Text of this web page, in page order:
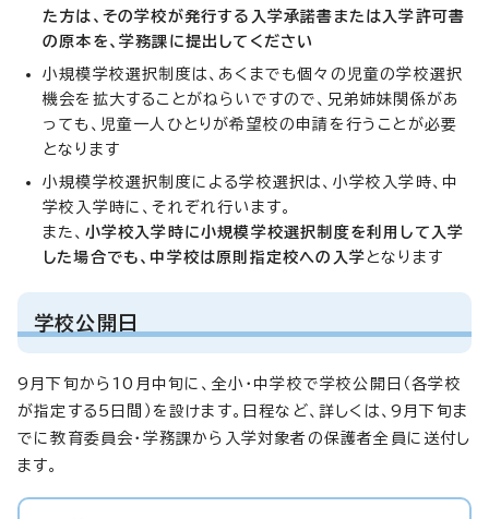
た方は、その学校が発行する入学承諾書または入学許可書
の原本を、学務課に提出してください
小規模学校選択制度は、あくまでも個々の児童の学校選択
機会を拡大することがねらいですので、兄弟姉妹関係があ
っても、児童一人ひとりが希望校の申請を行うことが必要
となります
小規模学校選択制度による学校選択は、小学校入学時、中
学校入学時に、それぞれ行います。
また、 小学校入学時に小規模学校選択制度を利用して入学
した場合でも、中学校は原則指定校への入学 となります
学校公開日
9月下旬から10月中旬に、全小・中学校で学校公開日（各学校
が指定する5日間）を設けます。日程など、詳しくは、9月下旬ま
でに教育委員会・学務課から入学対象者の保護者全員に送付し
ます。